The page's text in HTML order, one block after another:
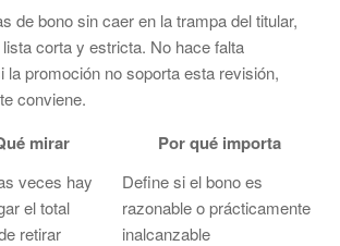
de bono sin caer en la trampa del titular,
corta y estricta. No hace falta
la promoción no soporta esta revisión,
conviene.
mirar Por qué importa
veces hay
el total
retirar
Define si el bono es
razonable o prácticamente
inalcanzable